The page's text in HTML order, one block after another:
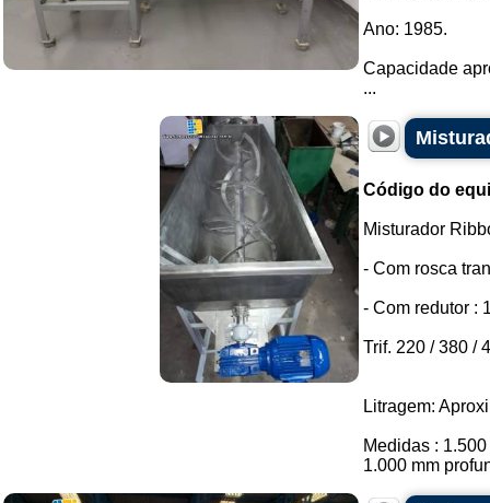
Ano: 1985.
Capacidade
...
Código do
Misturador
- Com rosca
- Com redutor :
Trif. 220 / 380 /
Litragem:
Medidas :
1.000 mm